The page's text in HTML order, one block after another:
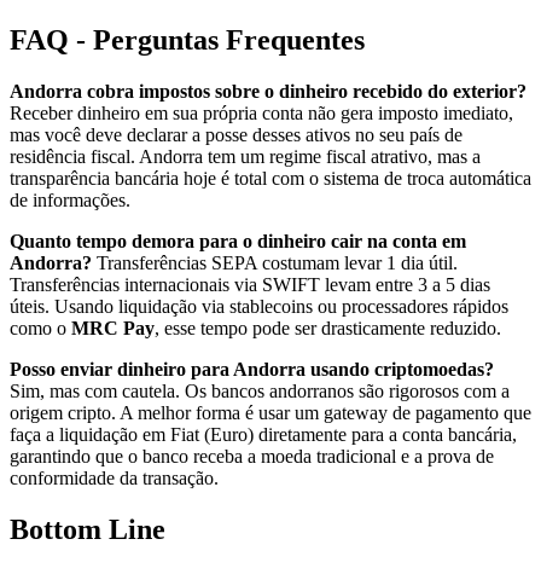
FAQ - Perguntas Frequentes
Andorra cobra impostos sobre o dinheiro recebido do exterior?
Receber dinheiro em sua própria conta não gera imposto imediato,
mas você deve declarar a posse desses ativos no seu país de
residência fiscal. Andorra tem um regime fiscal atrativo, mas a
transparência bancária hoje é total com o sistema de troca automática
de informações.
Quanto tempo demora para o dinheiro cair na conta em
Andorra? Transferências SEPA costumam levar 1 dia útil.
Transferências internacionais via SWIFT levam entre 3 a 5 dias
úteis. Usando liquidação via stablecoins ou processadores rápidos
como o MRC Pay, esse tempo pode ser drasticamente reduzido.
Posso enviar dinheiro para Andorra usando criptomoedas?
Sim, mas com cautela. Os bancos andorranos são rigorosos com a
origem cripto. A melhor forma é usar um gateway de pagamento que
faça a liquidação em Fiat (Euro) diretamente para a conta bancária,
garantindo que o banco receba a moeda tradicional e a prova de
conformidade da transação.
Bottom Line